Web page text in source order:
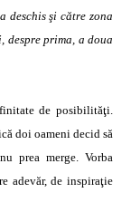
deschis şi către zona
despre prima, a doua
de posibilităţi.
doi oameni decid să
prea merge. Vorba
adevăr, de inspiraţie